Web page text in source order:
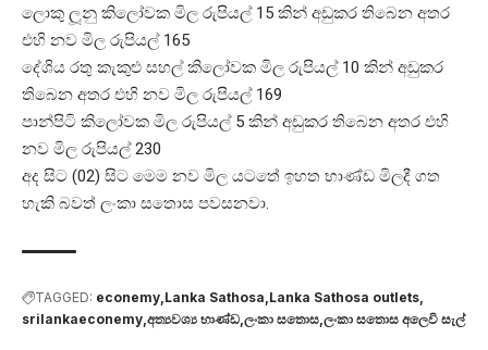
ලොකු ලූනු කිලෝවක මිල රුපියල් 15 කින් අඩුකර තිබෙන අතර
එහි නව මිල රුපියල් 165
දේශිය රතු කැකුළු සහල් කිලෝවක මිල රුපියල් 10 කින් අඩුකර
තිබෙන අතර එහි නව මිල රුපියල් 169
පාන්පිටි කිලෝවක මිල රුපියල් 5 කින් අඩුකර තිබෙන අතර එහි
නව මිල රුපියල් 230
අද සිට (02) සිට මෙම නව මිල යටතේ ඉහත භාණ්ඩ මිලදී ගත
හැකි බවත් ලංකා සතොස පවසනවා.
TAGGED: econemy Lanka Sathosa Lanka Sathosa outlets
srilankaeconemy අත්‍යවශ්‍ය භාණ්ඩ ලංකා සතොස ලංකා සතොස අලෙවි සැල්